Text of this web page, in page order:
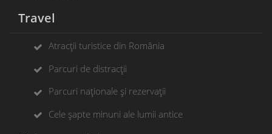
Travel
Atracții turistice din România
Parcuri de distracții
Parcuri naționale și rezervații
Cele șapte minuni ale lumii antice